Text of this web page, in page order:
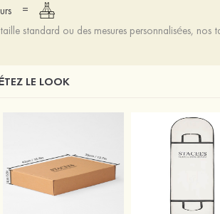
=
standard ou des mesures personnalisées, nos
LE LOOK